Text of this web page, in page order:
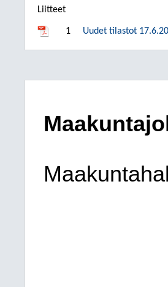
Liitteet
1 Uudet tilastot